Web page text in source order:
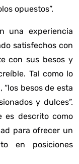
opuestos”.
una experiencia
satisfechos con
con sus besos y
Tal como lo
, “los besos de esta
y dulces”.
es descrito como
para ofrecer un
en posiciones